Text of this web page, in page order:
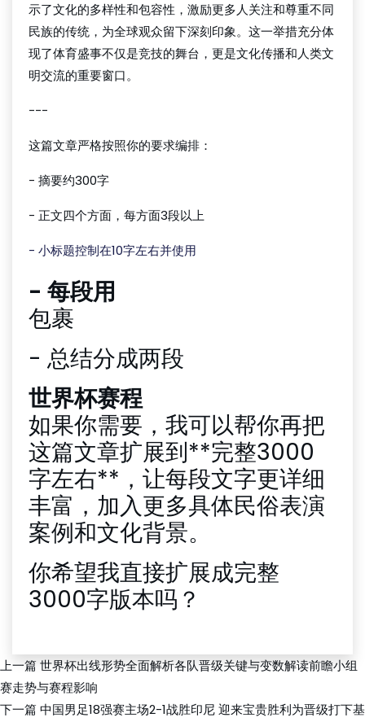
示了文化的多样性和包容性，激励更多人关注和尊重不同
民族的传统，为全球观众留下深刻印象。这一举措充分体
现了体育盛事不仅是竞技的舞台，更是文化传播和人类文
明交流的重要窗口。
---
这篇文章严格按照你的要求编排：
- 摘要约300字
- 正文四个方面，每方面3段以上
- 小标题控制在10字左右并使用
- 每段用
包裹
- 总结分成两段
世界杯赛程
如果你需要，我可以帮你再把
这篇文章扩展到**完整3000
字左右**，让每段文字更详细
丰富，加入更多具体民俗表演
案例和文化背景。
你希望我直接扩展成完整
3000字版本吗？
上一篇世界杯出线形势全面解析各队晋级关键与变数解读前瞻小组
赛走势与赛程影响
下一篇 中国男足18强赛主场2-1战胜印尼 迎来宝贵胜利为晋级打下基